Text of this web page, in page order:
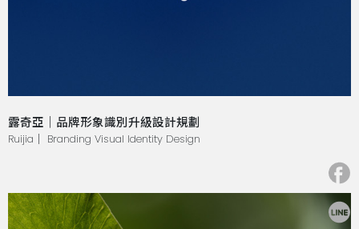
露奇亞｜品牌形象識別升級設計規劃
Ruijia｜ Branding Visual Identity Design